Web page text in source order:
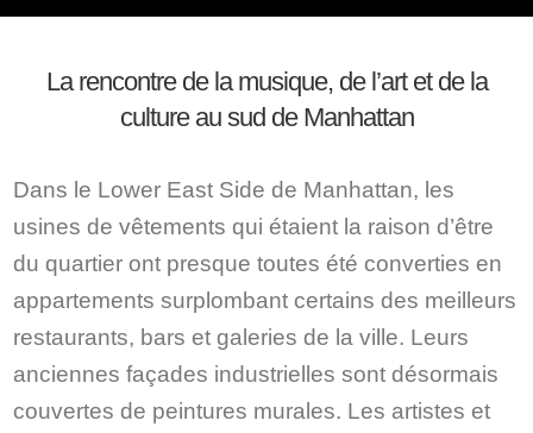
La rencontre de la musique, de l’art et de la
culture au sud de Manhattan
Dans le Lower East Side de Manhattan, les
usines de vêtements qui étaient la raison d’être
du quartier ont presque toutes été converties en
appartements surplombant certains des meilleurs
restaurants, bars et galeries de la ville. Leurs
anciennes façades industrielles sont désormais
couvertes de peintures murales. Les artistes et